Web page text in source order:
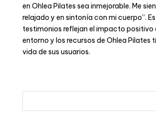
en Ohlea Pilates sea inmejorable. Me
relajado y en sintonía con mi cuerpo”.
testimonios reflejan el impacto positivo
entorno y los recursos de Ohlea Pilates
vida de sus usuarios.